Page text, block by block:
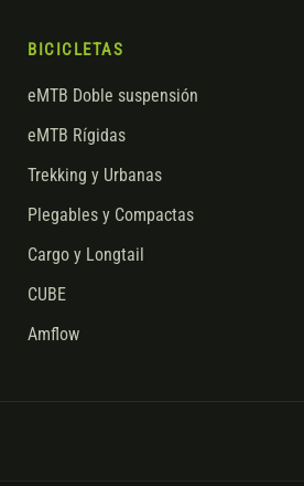
BICICLETAS
eMTB Doble suspensión
eMTB Rígidas
Trekking y Urbanas
Plegables y Compactas
Cargo y Longtail
CUBE
Amflow